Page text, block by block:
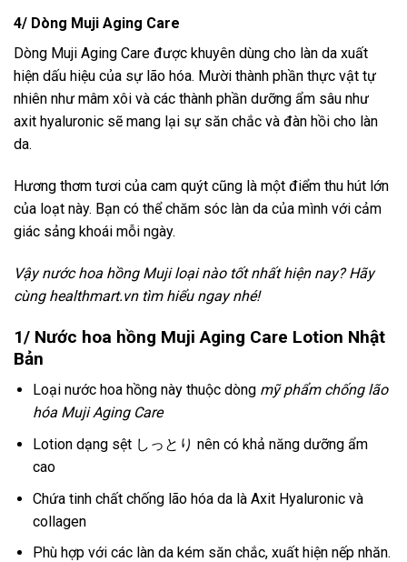
4/ Dòng Muji Aging Care
Dòng Muji Aging Care được khuyên dùng cho làn da xuất
hiện dấu hiệu của sự lão hóa. Mười thành phần thực vật tự
nhiên như mâm xôi và các thành phần dưỡng ẩm sâu như
axit hyaluronic sẽ mang lại sự săn chắc và đàn hồi cho làn
da.
Hương thơm tươi của cam quýt cũng là một điểm thu hút lớn
của loạt này. Bạn có thể chăm sóc làn da của mình với cảm
giác sảng khoái mỗi ngày.
Vậy nước hoa hồng Muji loại nào tốt nhất hiện nay? Hãy
cùng healthmart.vn tìm hiểu ngay nhé!
1/ Nước hoa hồng Muji Aging Care Lotion Nhật
Bản
Loại nước hoa hồng này thuộc dòng mỹ phẩm chống lão
hóa Muji Aging Care
Lotion dạng sệt しっとり nên có khả năng dưỡng ẩm
cao
Chứa tinh chất chống lão hóa da là Axit Hyaluronic và
collagen
Phù hợp với các làn da kém săn chắc, xuất hiện nếp nhăn.